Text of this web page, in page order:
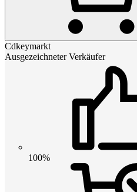
Cdkeymarkt
Ausgezeichneter Verkäufer
100%